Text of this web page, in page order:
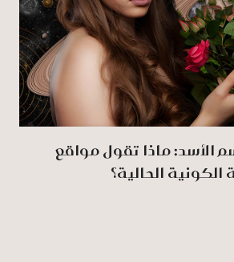
الأسد: ماذا تقول مواقع
الكونية الحالية؟